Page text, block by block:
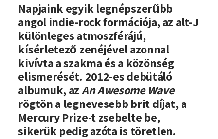
Első klubkoncertjére érkezik hazánkba
Napjaink egyik legnépszerűbb
angol indie-rock formációja, az alt-J
különleges atmoszférájú,
kísérletező zenéjével azonnal
kivívta a szakma és a közönség
elismerését. 2012-es debütáló
albumuk, azAn Awesome Wave
rögtön a legnevesebb brit díjat, a
Mercury Prize-t zsebelte be,
sikerük pedig azóta is töretlen.